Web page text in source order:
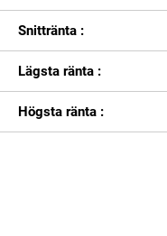
Snittränta :
Lägsta ränta :
Högsta ränta :